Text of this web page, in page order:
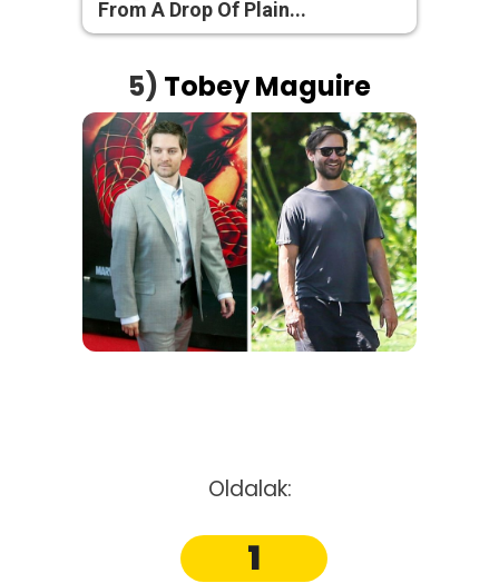
From A Drop Of Plain...
5) Tobey Maguire
Oldalak:
1